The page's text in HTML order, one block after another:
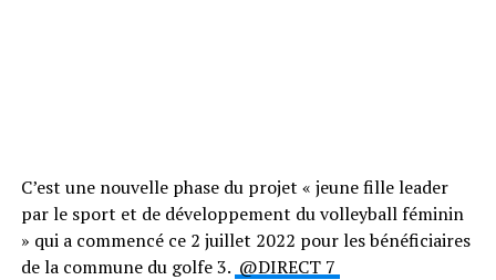
C’est une nouvelle phase du projet « jeune fille leader
par le sport et de développement du volleyball féminin
» qui a commencé ce 2 juillet 2022 pour les bénéficiaires
de la commune du golfe 3. @DIRECT 7